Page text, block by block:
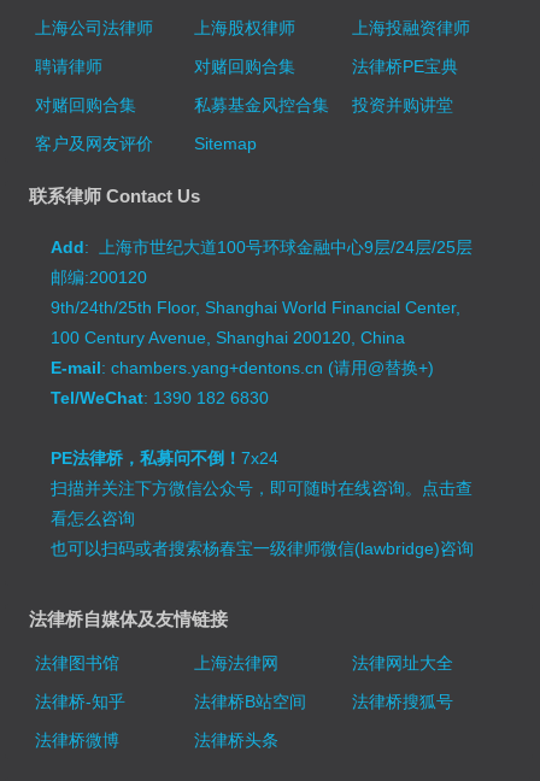
上海公司法律师
上海股权律师
上海投融资律师
聘请律师
对赌回购合集
法律桥PE宝典
对赌回购合集
私募基金风控合集
投资并购讲堂
客户及网友评价
Sitemap
联系律师 Contact Us
Add: 上海市世纪大道100号环球金融中心9层/24层/25层
邮编:200120
9th/24th/25th Floor, Shanghai World Financial Center,
100 Century Avenue, Shanghai 200120, China
E-mail: chambers.yang+dentons.cn (请用@替换+)
Tel/WeChat: 1390 182 6830
PE法律桥，私募问不倒！7x24
扫描并关注下方微信公众号，即可随时在线咨询。 点击查
看怎么咨询
也可以扫码或者搜索杨春宝一级律师微信(lawbridge)咨询
法律桥自媒体及友情链接
法律图书馆 上海法律网
法律网址大全
法律桥-知乎
法律桥B站空间
法律桥搜狐号
法律桥微博
法律桥头条